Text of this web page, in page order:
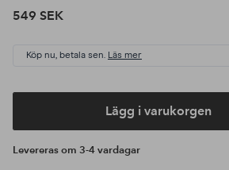
549 SEK
Köp nu, betala sen. Läs mer
Lägg i varukorgen
Levereras om 3-4 vardagar